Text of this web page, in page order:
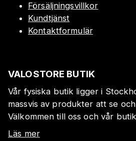
Försäljningsvillkor
Kundtjänst
Kontaktformulär
VALOSTORE BUTIK
Vår fysiska butik ligger i
massvis av produkter att se
Välkommen till oss och vår
Läs mer